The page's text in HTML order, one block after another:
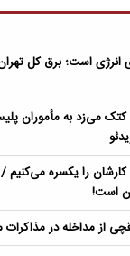
انرژی است؛ برق کل
کتک می‌زد به مأموران
کارشان را یکسره می‌کنیم
است!
از مداخله در